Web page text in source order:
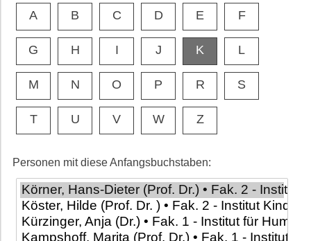
A B C D E F
G H I J K L
M N O P R S
T U V W Z
Personen mit diese Anfangsbuchstaben: